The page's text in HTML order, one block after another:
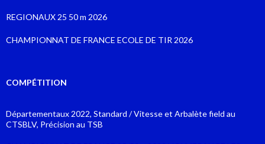
REGIONAUX 25 50 m 2026
CHAMPIONNAT DE FRANCE ECOLE DE TIR 2026
COMPÉTITION
Départementaux 2022, Standard / Vitesse et Arbalète field au
CTSBLV, Précision au TSB